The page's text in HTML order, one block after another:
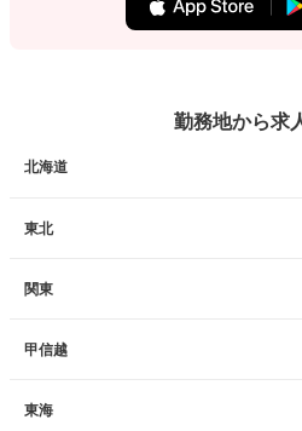
勤務地から求
北海道
東北
関東
甲信越
東海